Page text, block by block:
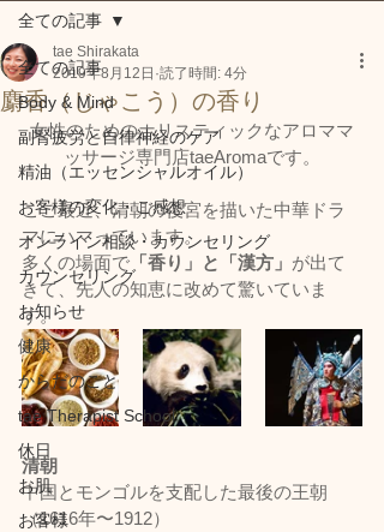
全ての記事
Body & Mind
副腎疲労と自律神経のケア
精油（エッセンシャルオイル）
お客様の変化・ご感想
オンライン相談・カウンセリング
カウンセリング
お知らせ
健康
からだのこと
tae Therapist School
休日
お肌
お客様
全ての記事
麝香（じゃこう）の香り
tae Shirakata
2019年8月12日 読了時間: 4分
女性のためのホリスティックなアロママ
ッサージ専門店taeAromaです。
ここ最近、清朝の後宮を描いた中華ドラ
マにハマっています。
多くの場面で 「香り」と「漢方」 が出て
きて、先人の知恵に改めて驚いていま
す。
清朝
中国とモンゴルを支配した最後の王朝
（1616年〜1912）